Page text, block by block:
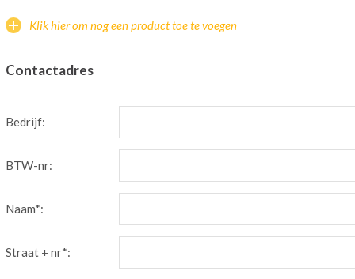
Klik hier om nog een product toe te voegen
Contactadres
Bedrijf:
BTW-nr:
Naam*:
Straat + nr*: